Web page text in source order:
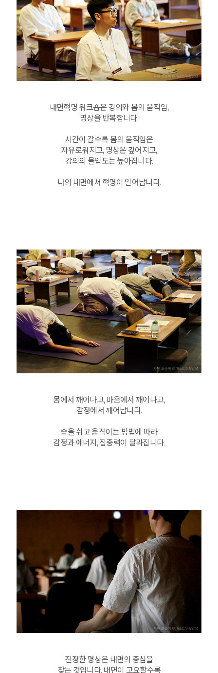
내면혁명 워크숍은 강의와 몸의 움직임,
명상을 반복합니다.
시간이 갈수록 몸의 움직임은
자유로워지고, 명상은 깊어지고,
강의의 몰입도는 높아집니다.
나의 내면에서 혁명이 일어납니다.
몸에서 깨어나고, 마음에서 깨어나고,
감정에서 깨어납니다.
숨을 쉬고 움직이는 방법에 따라
감정과 에너지, 집중력이 달라집니다.
진정한 명상은 내면의 중심을
찾는 것입니다. 내면이 고요할수록